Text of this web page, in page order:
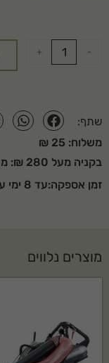
-
+
שתף:
משלוח: 25 ₪
בקניה מעל 280 ₪: משלוח חינם
זמן אספקה:עד 8 ימי עסקים
מוצרים נלווים